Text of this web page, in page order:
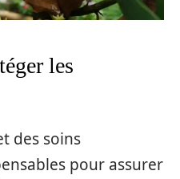
les
des soins
pour assurer